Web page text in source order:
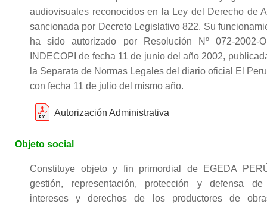
audiovisuales reconocidos en la Ley del Derecho de
sancionada por Decreto Legislativo 822. Su
ha sido autorizado por Resolución Nº 072-2002-
INDECOPI de fecha 11 de junio del año 2002,
la Separata de Normas Legales del diario oficial El
con fecha 11 de julio del mismo año.
Autorización Administrativa
Objeto social
Constituye objeto y fin primordial de EGEDA
gestión, representación, protección y defensa
intereses y derechos de los productores de